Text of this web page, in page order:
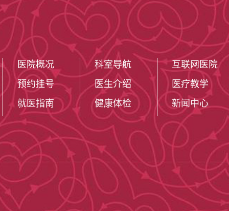
医院概况
预约挂号
就医指南
科室导航
医生介绍
健康体检
互联网医院
医疗教学
新闻中心